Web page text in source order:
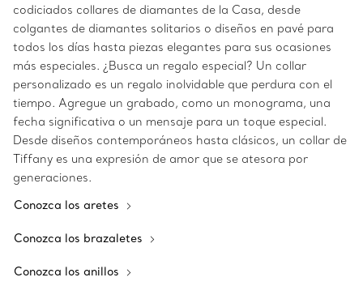
codiciados collares de diamantes de la Casa, desde
colgantes de diamantes solitarios o diseños en pavé para
todos los días hasta piezas elegantes para sus ocasiones
más especiales. ¿Busca un regalo especial? Un collar
personalizado es un regalo inolvidable que perdura con el
tiempo. Agregue un grabado, como un monograma, una
fecha significativa o un mensaje para un toque especial.
Desde diseños contemporáneos hasta clásicos, un collar de
Tiffany es una expresión de amor que se atesora por
generaciones.
Conozca los aretes
Conozca los brazaletes
Conozca los anillos